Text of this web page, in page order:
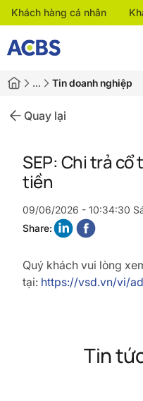
Khách hàng cá nhân
… Tin doanh nghiệp
Quay lại
SEP: Chi trả
tiền
09/06/2026 - 10:34:30
Share:
Quý khách vui lòng
tại: https://vsd.vn/vi/
Tin